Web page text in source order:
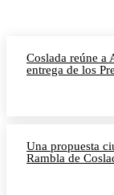
Coslada reúne a
entrega de los
Una propuesta
Rambla de